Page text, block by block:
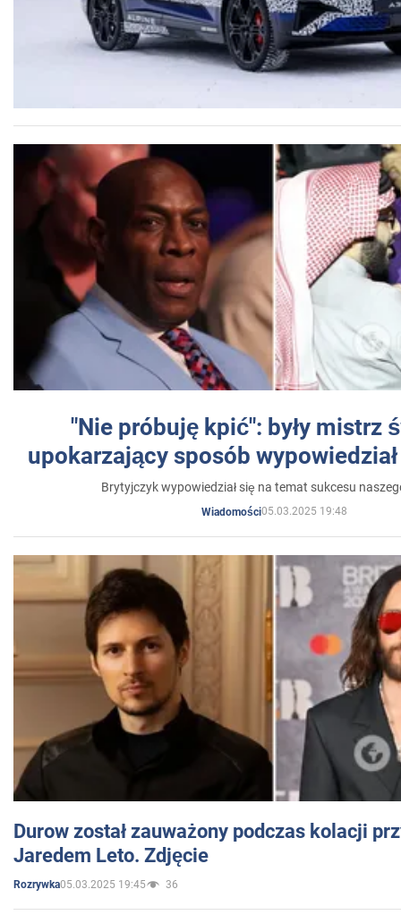
"Nie próbuję kpić": były mistrz
upokarzający sposób
Brytyjczyk wypowiedział się na temat sukcesu
Wiadomości05.03.2025 19:48
Durow został zauważony podczas kolacji
Jaredem Leto. Zdjęcie
Rozrywka05.03.2025 19:45 36